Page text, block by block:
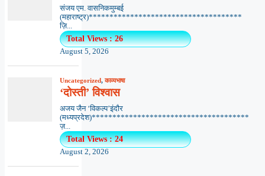
संजय एम. वासनिकमुम्बई
(महाराष्ट्र)*************************************
ज़ि...
Total Views : 26
August 5, 2026
Uncategorized,काव्यभाषा
‘दोस्ती’ विश्वास
अजय जैन ‘विकल्प’इंदौर
(मध्यप्रदेश)**************************************
ज़...
Total Views : 24
August 2, 2026